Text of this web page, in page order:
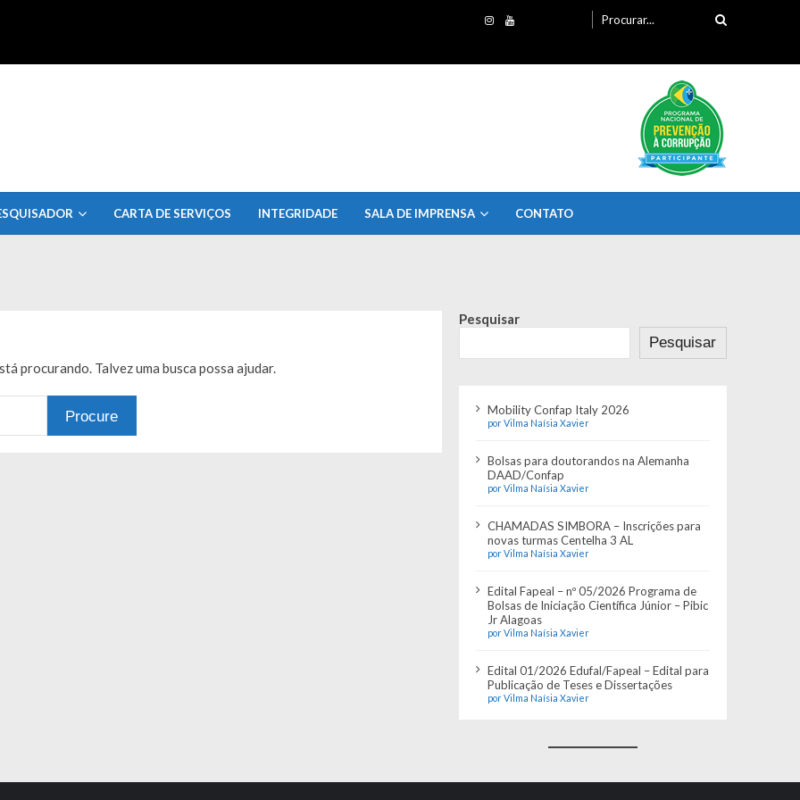
por:
CARTA DE SERVIÇOS INTEGRIDADE SALA DE IMPRENSA CONTATO
procurando. Talvez uma busca possa ajudar.
Pesquisar
Pesquisar
Mobility Confap Italy 2026
por Vilma Naísia Xavier
Bolsas para doutorandos na Alemanha
DAAD/Confap
por Vilma Naísia Xavier
CHAMADAS SIMBORA – Inscrições para
novas turmas Centelha 3 AL
por Vilma Naísia Xavier
Edital Fapeal – nº 05/2026 Programa de
Bolsas de Iniciação Científica Júnior – Pibic
Jr Alagoas
por Vilma Naísia Xavier
Edital 01/2026 Edufal/Fapeal – Edital para
Publicação de Teses e Dissertações
por Vilma Naísia Xavier